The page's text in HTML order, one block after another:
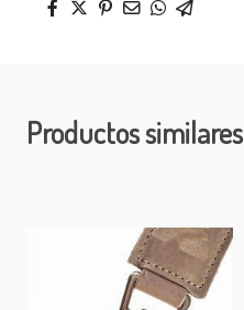
Productos similares